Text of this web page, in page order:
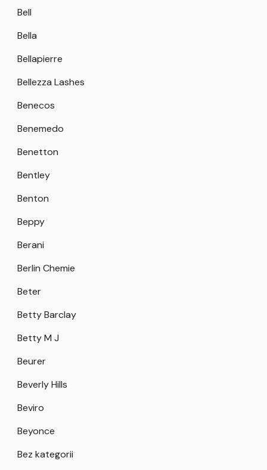
Bell
Bella
Bellapierre
Bellezza Lashes
Benecos
Benemedo
Benetton
Bentley
Benton
Beppy
Berani
Berlin Chemie
Beter
Betty Barclay
Betty M J
Beurer
Beverly Hills
Beviro
Beyonce
Bez kategorii